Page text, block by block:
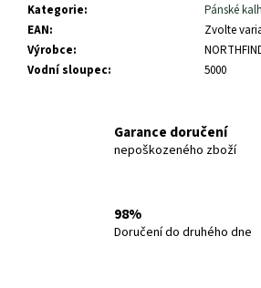
Kategorie:
Pánské
EAN:
Zvolte
Výrobce:
Vodní sloupec: 5000
Garance doručení
nepoškozeného zboží
98%
Doručení do druhého dne